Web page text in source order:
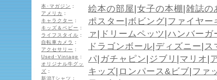
本･マガジン ：
アメリカ ：
キャラクター ：
キッズ＆ベビー ：
ライフスタイル ：
自転車カメラ
：
アクセサリー ：
Used･Vintage ：
オリジナル牛グッ
ズ ：
新潟Tシャツ ：
絵本の部屋 女子の本棚 雑誌の
ポスター ボビング ファイヤー
ァ
ドリームペッツ ハンバーガ
ドラゴンボール ディズニー ス
パ ガチャピン ジブリ マリオ
キッズ ロンパース&ビブ ファ